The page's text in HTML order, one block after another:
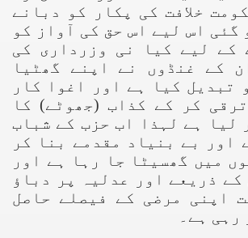
خلافت کی پکار کو دبانے
گئی اس لیے اس حق کی آواز کو
کے لیے کیا نی وزرداری کی
کے غنڈوں نے اپنے گھٹیا
تبدیل کیا ہے اور اغوا کار
کر کے کذاب (جھوٹے) کا
لیا ہے لہذا اب حزب کے شباب
اور بے بنیاد مقدمے بنا کر
میں گھسیٹا جا رہا ہے اور
کے ذریعے اور عدلیہ پر دباؤ
اپنی مرضی کے فیصلے حاصل
رہی ہے۔